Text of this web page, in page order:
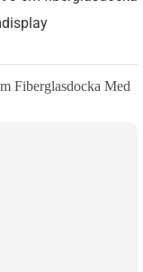
Fiberglasdocka Med